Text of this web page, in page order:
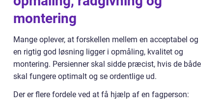
montering
Mange oplever, at forskellen mellem en acceptabel og
en rigtig god løsning ligger i opmåling, kvalitet og
montering. Persienner skal sidde præcist, hvis de både
skal fungere optimalt og se ordentlige ud.
Der er flere fordele ved at få hjælp af en fagperson: